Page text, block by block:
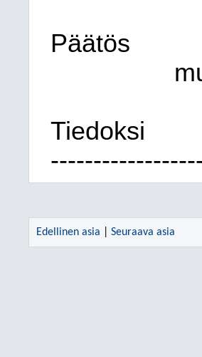
Päätös
Tiedoksi
Edellinen asia Seuraava asia